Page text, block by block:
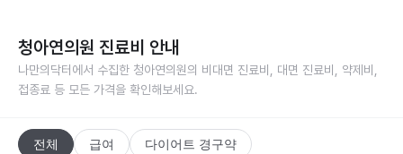
청아연의원 진료비 안내
나만의닥터에서 수집한 청아연의원의 비대면 진료비, 대면 진료비, 약제비,
접종료 등 모든 가격을 확인해보세요.
전체 급여 다이어트 경구약